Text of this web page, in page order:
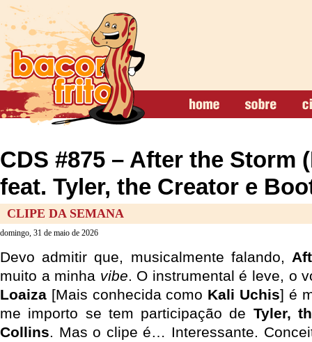
CDS #875 – After the Storm
feat. Tyler, the Creator e
CLIPE DA SEMANA
domingo, 31 de maio de 2026
Devo admitir que, musicalmente falando,
muito a minha vibe. O instrumental é leve, o
Loaiza [Mais conhecida como Kali Uchis] é
me importo se tem participação de Tyler,
Collins. Mas o clipe é… Interessante.